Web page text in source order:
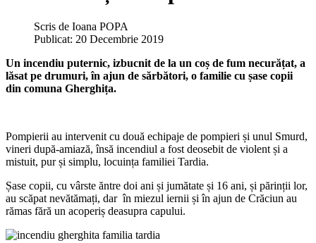
Scris de Ioana POPA
Publicat: 20 Decembrie 2019
Un incendiu puternic, izbucnit de la un coș de fum necurățat, a
lăsat pe drumuri, în ajun de sărbători, o familie cu șase copii
din comuna Gherghița.
Pompierii au intervenit cu două echipaje de pompieri și unul Smurd,
vineri după-amiază, însă incendiul a fost deosebit de violent și a
mistuit, pur și simplu, locuința familiei Tardia.
Șase copii, cu vârste ăntre doi ani și jumătate și 16 ani, și părinții lor,
au scăpat nevătămați, dar în miezul iernii și în ajun de Crăciun au
rămas fără un acoperiș deasupra capului.